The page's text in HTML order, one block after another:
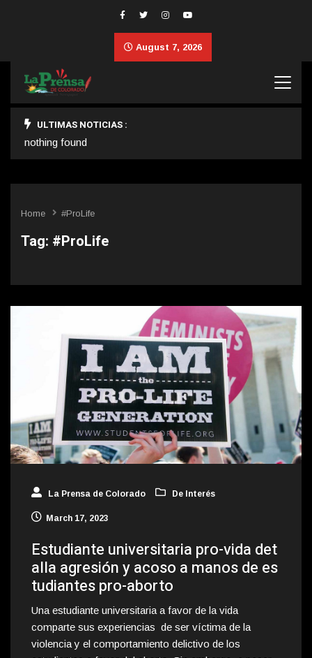
August 7, 2026
ULTIMAS NOTICIAS :
nothing found
Home #ProLife
Tag: #ProLife
La Prensa de Colorado De Interés
March 17, 2023
Estudiante universitaria pro-vida det
alla agresión y acoso a manos de es
tudiantes pro-aborto
Una estudiante universitaria a favor de la vida
comparte sus experiencias de ser víctima de la
violencia y el comportamiento delictivo de los